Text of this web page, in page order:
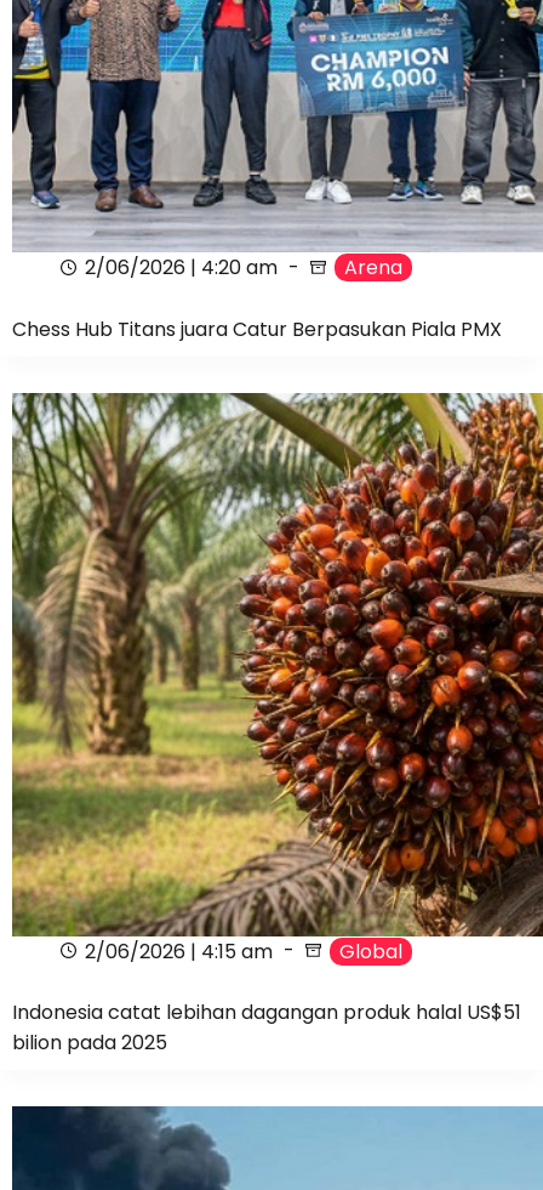
2/06/2026 | 4:20 am Arena
Chess Hub Titans juara Catur Berpasukan Piala PMX
2/06/2026 | 4:15 am Global
Indonesia catat lebihan dagangan produk halal US$51
bilion pada 2025